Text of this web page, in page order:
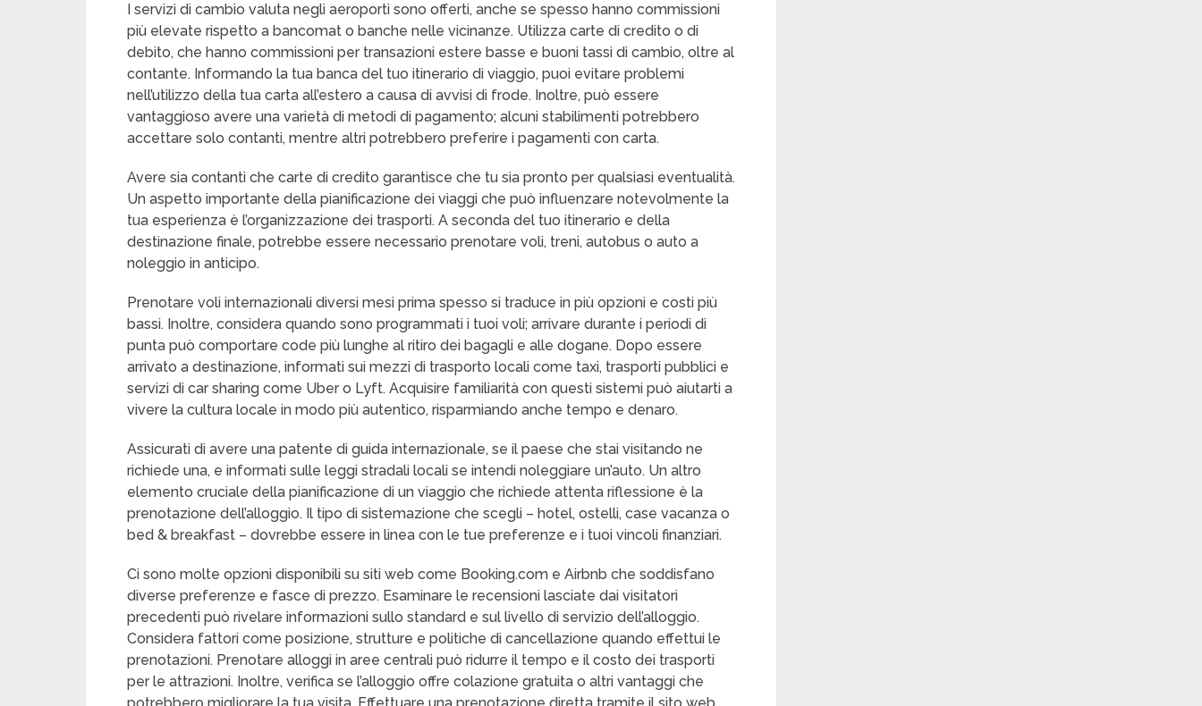
I servizi di cambio valuta negli aeroporti sono offerti, anche se spesso hanno commissioni
più elevate rispetto a bancomat o banche nelle vicinanze. Utilizza carte di credito o di
debito, che hanno commissioni per transazioni estere basse e buoni tassi di cambio, oltre al
contante. Informando la tua banca del tuo itinerario di viaggio, puoi evitare problemi
nell’utilizzo della tua carta all’estero a causa di avvisi di frode. Inoltre, può essere
vantaggioso avere una varietà di metodi di pagamento; alcuni stabilimenti potrebbero
accettare solo contanti, mentre altri potrebbero preferire i pagamenti con carta.
Avere sia contanti che carte di credito garantisce che tu sia pronto per qualsiasi eventualità.
Un aspetto importante della pianificazione dei viaggi che può influenzare notevolmente la
tua esperienza è l’organizzazione dei trasporti. A seconda del tuo itinerario e della
destinazione finale, potrebbe essere necessario prenotare voli, treni, autobus o auto a
noleggio in anticipo.
Prenotare voli internazionali diversi mesi prima spesso si traduce in più opzioni e costi più
bassi. Inoltre, considera quando sono programmati i tuoi voli; arrivare durante i periodi di
punta può comportare code più lunghe al ritiro dei bagagli e alle dogane. Dopo essere
arrivato a destinazione, informati sui mezzi di trasporto locali come taxi, trasporti pubblici e
servizi di car sharing come Uber o Lyft. Acquisire familiarità con questi sistemi può aiutarti a
vivere la cultura locale in modo più autentico, risparmiando anche tempo e denaro.
Assicurati di avere una patente di guida internazionale, se il paese che stai visitando ne
richiede una, e informati sulle leggi stradali locali se intendi noleggiare un’auto. Un altro
elemento cruciale della pianificazione di un viaggio che richiede attenta riflessione è la
prenotazione dell’alloggio. Il tipo di sistemazione che scegli – hotel, ostelli, case vacanza o
bed & breakfast – dovrebbe essere in linea con le tue preferenze e i tuoi vincoli finanziari.
Ci sono molte opzioni disponibili su siti web come Booking.com e Airbnb che soddisfano
diverse preferenze e fasce di prezzo. Esaminare le recensioni lasciate dai visitatori
precedenti può rivelare informazioni sullo standard e sul livello di servizio dell’alloggio.
Considera fattori come posizione, strutture e politiche di cancellazione quando effettui le
prenotazioni. Prenotare alloggi in aree centrali può ridurre il tempo e il costo dei trasporti
per le attrazioni. Inoltre, verifica se l’alloggio offre colazione gratuita o altri vantaggi che